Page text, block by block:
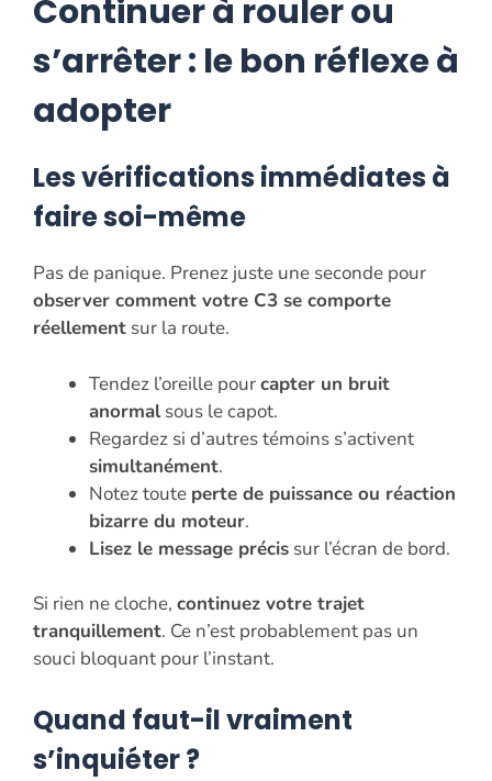
Continuer à rouler ou
s’arrêter : le bon réflexe à
adopter
Les vérifications immédiates à
faire soi-même
Pas de panique. Prenez juste une seconde pour
observer comment votre C3 se comporte
réellement sur la route.
Tendez l’oreille pourcapter un bruit
anormalsous le capot.
Regardez si d’autres témoins s’activent
simultanément.
Notez toute perte de puissance ou réaction
bizarre du moteur.
Lisez le message précis sur l’écran de bord.
Si rien ne cloche, continuez votre trajet
tranquillement. Ce n’est probablement pas un
souci bloquant pour l’instant.
Quand faut-il vraiment
s’inquiéter ?